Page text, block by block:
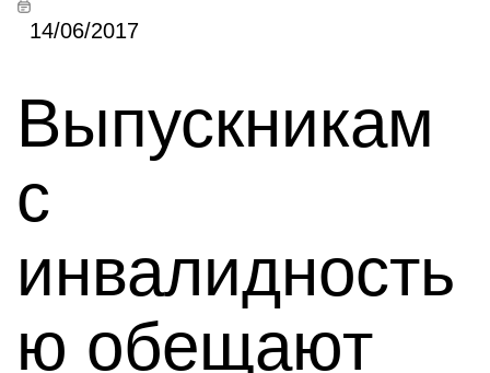
14/06/2017
Выпускникам
с
инвалидность
ю обещают